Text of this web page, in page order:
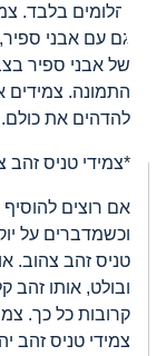
יהלומים בלבד.
גם עם אבני
של אבני ספיר
התמונה. צמידים
להדהים את כולם.
*צמידי טניס זהב
אם רוצים
וכשמדברים על
טניס זהב צהוב.
ובולט, אותו זהב
קרובות כל כך.
צמידי טניס זהב